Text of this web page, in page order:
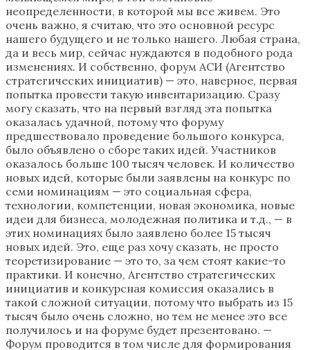
неопределенности, в которой мы все живем. Это
очень важно, я считаю, что это основной ресурс
нашего будущего и не только нашего. Любая страна,
да и весь мир, сейчас нуждаются в подобного рода
изменениях. И собственно, форум АСИ (Агентство
стратегических инициатив) — это, наверное, первая
попытка провести такую инвентаризацию. Сразу
могу сказать, что на первый взгляд эта попытка
оказалась удачной, потому что форуму
предшествовало проведение большого конкурса,
было объявлено о сборе таких идей. Участников
оказалось больше 100 тысяч человек. И количество
новых идей, которые были заявлены на конкурс по
семи номинациям — это социальная сфера,
технологии, компетенции, новая экономика, новые
идеи для бизнеса, молодежная политика и т.д., — в
этих номинациях было заявлено более 15 тысяч
новых идей. Это, еще раз хочу сказать, не просто
теоретизирование — это то, за чем стоят какие-то
практики. И конечно, Агентство стратегических
инициатив и конкурсная комиссия оказались в
такой сложной ситуации, потому что выбрать из 15
тысяч было очень сложно, но тем не менее это все
получилось и на форуме будет презентовано. —
Форум проводится в том числе для формирования